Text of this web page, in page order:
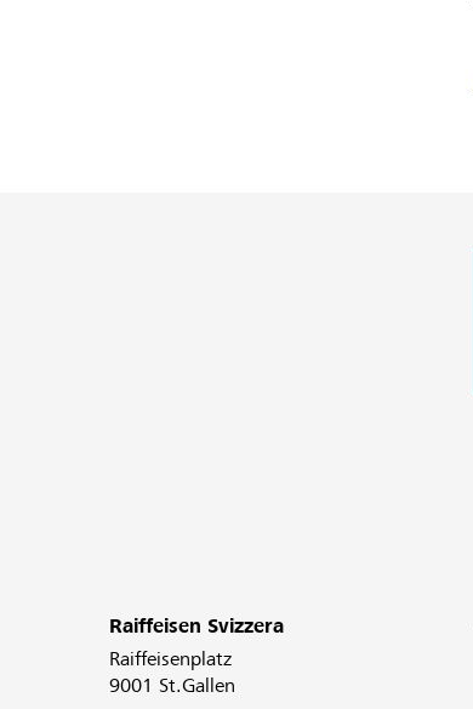
Raiffeisen Svizzera
Raiffeisenplatz
9001 St.Gallen